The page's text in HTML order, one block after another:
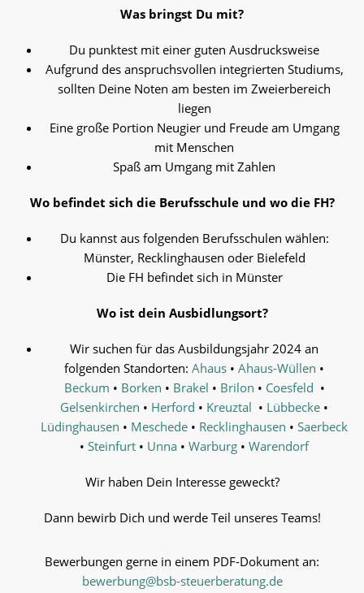
Was bringst Du mit?
Du punktest mit einer guten Ausdrucksweise
Aufgrund des anspruchsvollen integrierten Studiums,
sollten Deine Noten am besten im Zweierbereich
liegen
Eine große Portion Neugier und Freude am Umgang
mit Menschen
Spaß am Umgang mit Zahlen
Wo befindet sich die Berufsschule und wo die FH?
Du kannst aus folgenden Berufsschulen wählen:
Münster, Recklinghausen oder Bielefeld
Die FH befindet sich in Münster
Wo ist dein Ausbidlungsort?
Wir suchen für das Ausbildungsjahr 2024 an
folgenden Standorten: Ahaus • Ahaus-Wüllen •
Beckum • Borken • Brakel • Brilon • Coesfeld •
Gelsenkirchen • Herford • Kreuztal • Lübbecke •
Lüdinghausen • Meschede • Recklinghausen • Saerbeck
• Steinfurt • Unna • Warburg • Warendorf
Wir haben Dein Interesse geweckt?
Dann bewirb Dich und werde Teil unseres Teams!
Bewerbungen gerne in einem PDF-Dokument an:
bewerbung@bsb-steuerberatung.de